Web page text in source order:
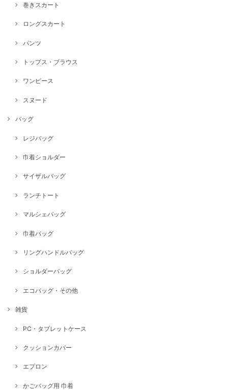
巻きスカート
ロングスカート
パンツ
トップス・ブラウス
ワンピース
スヌード
バッグ
レジバッグ
巾着ショルダー
サイザルバッグ
ランチトート
マルシェバッグ
巾着バッグ
リングハンドルバッグ
ショルダーバッグ
エコバッグ・その他
雑貨
PC・タブレットケース
クッションカバー
エプロン
かごバッグ用 巾着